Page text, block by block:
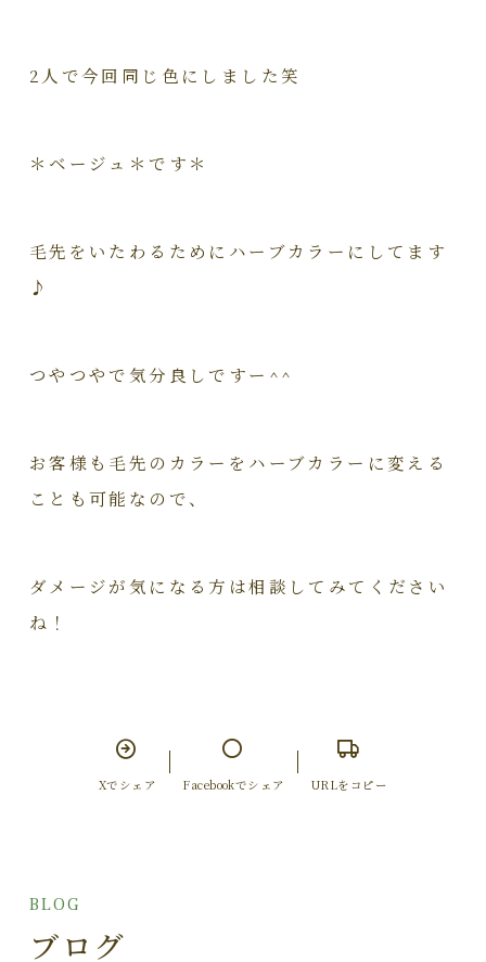
2人で今回同じ色にしました笑
＊ベージュ＊です＊
毛先をいたわるためにハーブカラーにしてます
♪
つやつやで気分良しですー^^
お客様も毛先のカラーをハーブカラーに変える
ことも可能なので、
ダメージが気になる方は相談してみてください
ね！
Xでシェア Facebookでシェア URLをコピー
BLOG
ブログ